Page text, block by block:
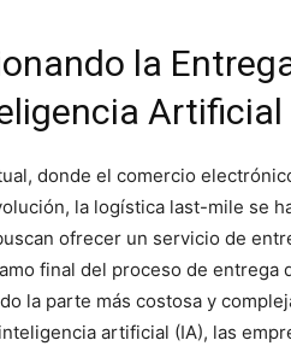
la
Artificial
donde el comercio
la logística last-mile se
ofrecer un servicio de
final del proceso de
la parte más costosa y
artificial (IA), las